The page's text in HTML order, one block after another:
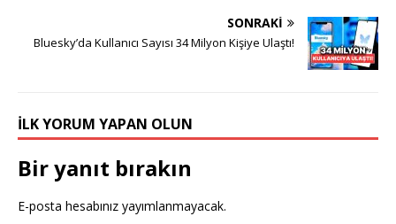
SONRAKI
Bluesky’da Kullanıcı Sayısı 34 Milyon Kişiye Ulaştı!
İLK YORUM YAPAN OLUN
Bir yanıt bırakın
E-posta hesabınız yayımlanmayacak.